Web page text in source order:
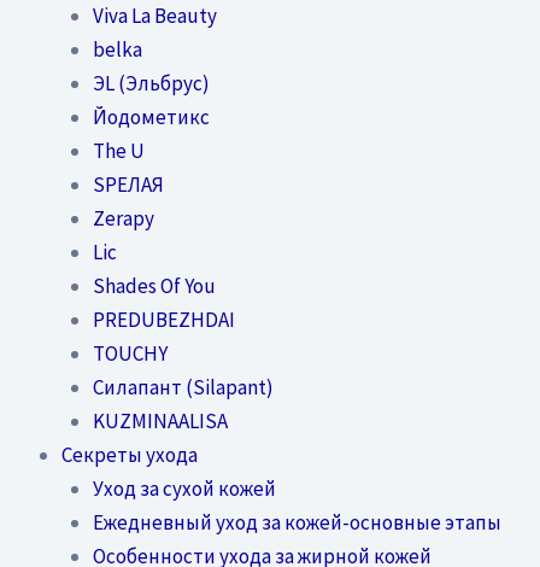
Viva La Beauty
belka
ЭL (Эльбрус)
Йодометикс
The U
SPEЛАЯ
Zerapy
Lic
Shades Of You
PREDUBEZHDAI
TOUCHY
Силапант (Silapant)
KUZMINAALISA
Секреты ухода
Уход за сухой кожей
Ежедневный уход за кожей-основные этапы
Особенности ухода за жирной кожей